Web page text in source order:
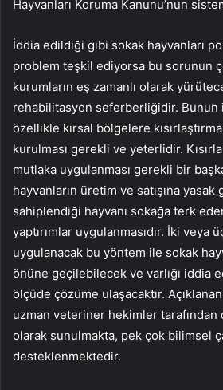
Hayvanları Koruma Kanunu’nun
İddia edildiği gibi sokak hayvanları
problem teşkil ediyorsa bu sorunun
kurumların eş zamanlı olarak
rehabilitasyon seferberliğidir. Bunun
özellikle kırsal bölgelere
kurulması gerekli ve yeterlidir.
mutlaka uygulanması gerekli bir
hayvanların üretim ve satışına
sahiplendiği hayvanı sokağa terk
yaptırımlar uygulanmasıdır. İki veya
uygulanacak bu yöntem ile sokak
önüne geçilebilecek ve varlığı iddia
ölçüde çözüme ulaşacaktır.
uzman veteriner hekimler tarafından
olarak sunulmakta, pek çok bilimsel
desteklenmektedir.